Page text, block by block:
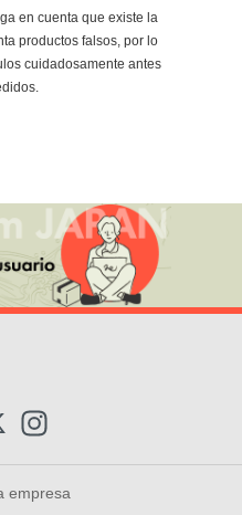
en cuenta que existe la
productos falsos, por lo
cuidadosamente antes
X
t
g
empresa